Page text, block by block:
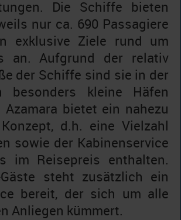
Die Schiffe bieten
nur ca. 690 Passagiere
exklusive Ziele rund um
an. Aufgrund der relativ
der Schiffe sind sie in der
besonders kleine Häfen
Azamara bietet ein nahezu
d.h. eine Vielzahl
sowie der Kabinenservice
im Reisepreis enthalten.
steht zusätzlich ein
bereit, der sich um alle
Anliegen kümmert.